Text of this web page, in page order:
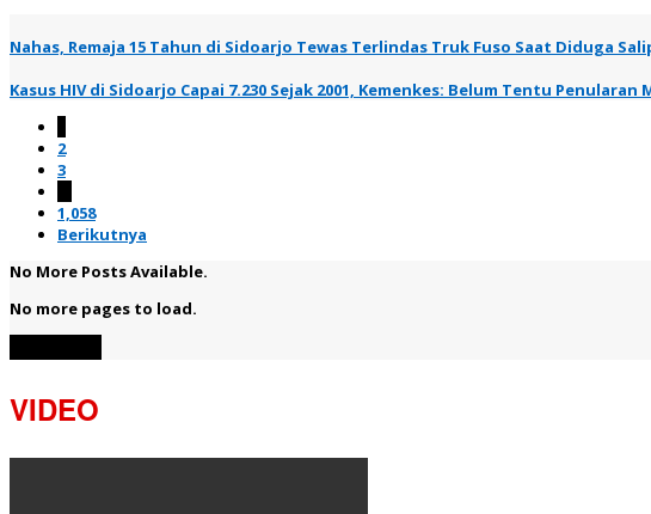
Nahas, Remaja 15 Tahun di Sidoarjo Tewas Terlindas Truk Fuso Saat Diduga
Kasus HIV di Sidoarjo Capai 7.230 Sejak 2001, Kemenkes: Belum Tentu Penularan
2
3
1,058
Berikutnya
No More Posts Available.
No more pages to load.
VIDEO